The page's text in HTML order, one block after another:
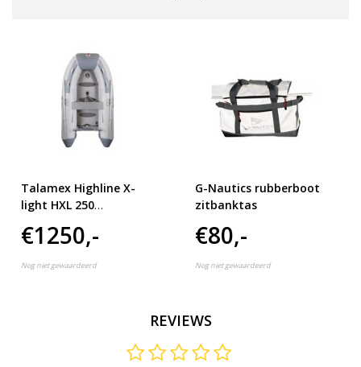
Talamex Highline X-
light HXL 250
€1250,-
Nog niet gewaardeerd
G-Nautics rubberboot
zitbanktas
€80,-
Nog niet gewaardeerd
REVIEWS